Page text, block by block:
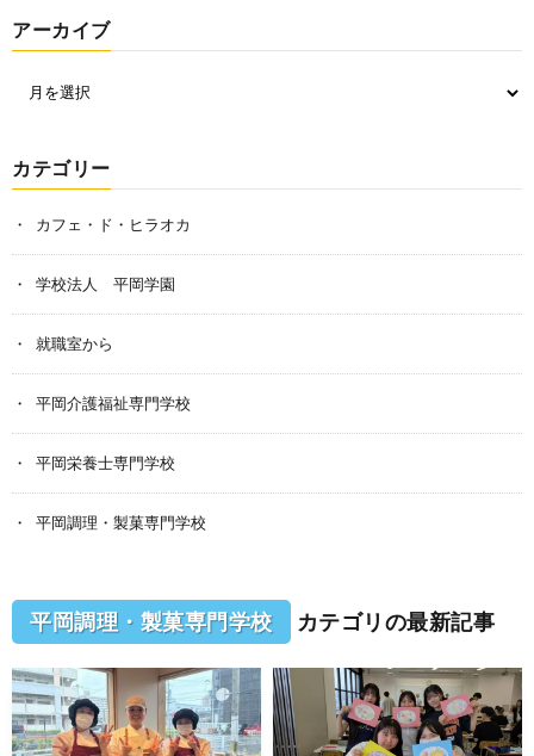
アーカイブ
カテゴリー
カフェ・ド・ヒラオカ
学校法人 平岡学園
就職室から
平岡介護福祉専門学校
平岡栄養士専門学校
平岡調理・製菓専門学校
平岡調理・製菓専門学校 カテゴリの最新記事